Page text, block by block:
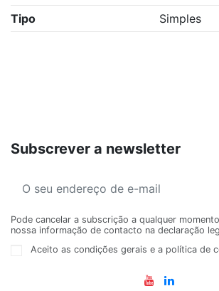
Tipo
Simples
Subscrever a newsletter
Pode cancelar a subscrição a qualquer
nossa informação de contacto na declaração
Aceito as condições gerais e a política de